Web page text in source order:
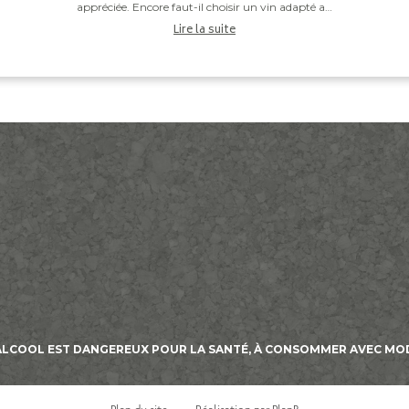
appréciée. Encore faut-il choisir un vin adapté au
Lire la suite
EST DANGEREUX POUR LA SANTÉ, À CONSOMMER AVEC
en garantissant la conformité avec les réglementations.